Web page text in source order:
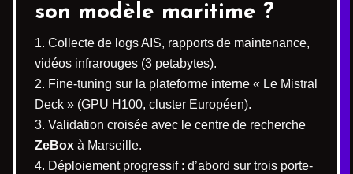
son modèle maritime ?
Collecte de logs AIS, rapports de maintenance,
vidéos infrarouges (3 petabytes).
Fine-tuning sur la plateforme interne « Le Mistral
Deck » (GPU H100, cluster Européen).
Validation croisée avec le centre de recherche
ZeBox à Marseille.
Déploiement progressif : d’abord sur trois porte-